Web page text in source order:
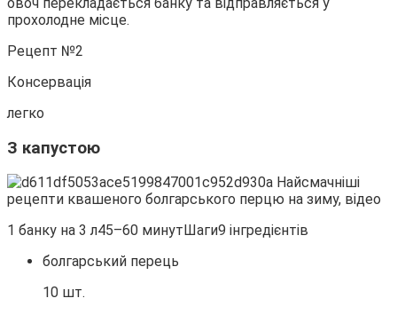
прохолодне місце.
Рецепт №2
Консервація
легко
З капустою
1 банку на 3 л45–60 минутШаги9 інгредієнтів
болгарський перець
10 шт.